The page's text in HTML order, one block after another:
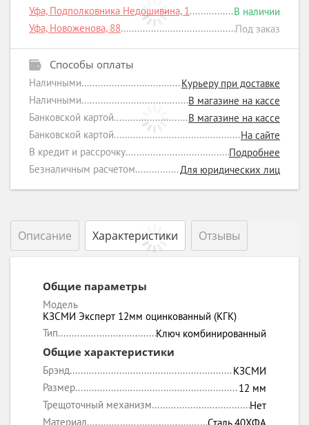
Уфа, Подполковника Недошивина, 1
В наличии
Уфа, Новоженова, 88
Под заказ
Способы оплаты
Наличными
Курьеру при доставке
Наличными
В магазине на кассе
Банковской картой
В магазине на кассе
Банковской картой
На сайте
В кредит и рассрочку
Подробнее
Безналичным расчетом
Для юридических лиц
Описание Характеристики Отзывы
Общие параметры
Модель
КЗСМИ Эксперт 12мм оцинкованный (КГК)
Тип
Ключ комбинированный
Общие характеристики
Брэнд
КЗСМИ
Размер
12 мм
Трещоточный механизм
Нет
Материал